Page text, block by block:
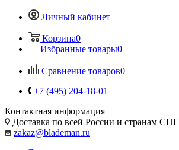
Личный кабинет
Корзина0
Избранные товары0
Сравнение товаров0
+7 (495) 204-18-01
Контактная информация
Доставка по всей России и странам СНГ
zakaz@blademan.ru